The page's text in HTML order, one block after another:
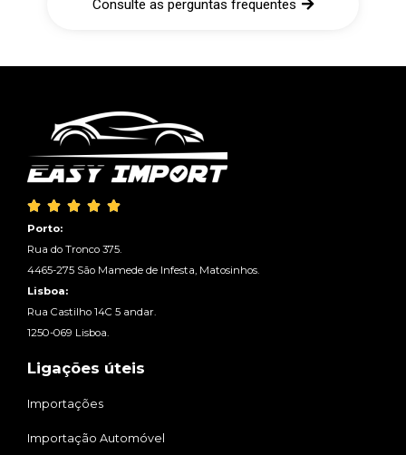
Consulte as perguntas frequentes
    
Porto:
Rua do Tronco 375.
4465-275 São Mamede de Infesta, Matosinhos.
Lisboa:
Rua Castilho 14C 5 andar.
1250-069 Lisboa.
Ligações úteis
Importações
Importação Automóvel